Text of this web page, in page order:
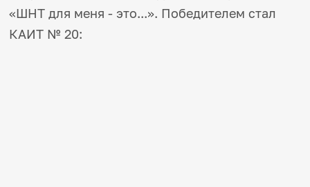
«ШНТ для меня - это...». Победителем стал
КАИТ № 20: